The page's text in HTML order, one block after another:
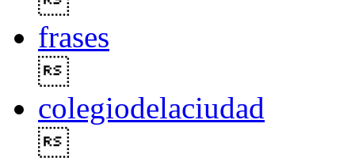
frases
colegiodelaciudad